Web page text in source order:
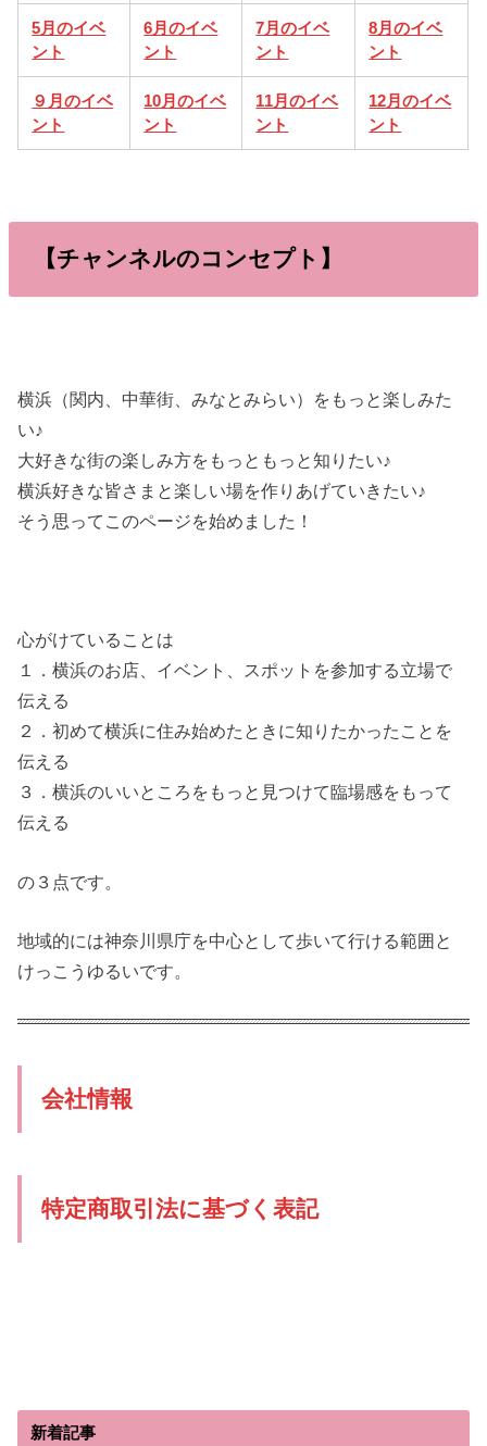
5月のイベ
ント
6月のイベ
ント
7月のイベ
ント
8月のイベ
ント
９月のイベ
ント
10月のイベ
ント
11月のイベ
ント
12月のイベ
ント
【チャンネルのコンセプト】
横浜（関内、中華街、みなとみらい）をもっと楽しみた
い♪
大好きな街の楽しみ方をもっともっと知りたい♪
横浜好きな皆さまと楽しい場を作りあげていきたい♪
そう思ってこのページを始めました！
心がけていることは
１．横浜のお店、イベント、スポットを参加する立場で
伝える
２．初めて横浜に住み始めたときに知りたかったことを
伝える
３．横浜のいいところをもっと見つけて臨場感をもって
伝える
の３点です。
地域的には神奈川県庁を中心として歩いて行ける範囲と
けっこうゆるいです。
会社情報
特定商取引法に基づく表記
新着記事